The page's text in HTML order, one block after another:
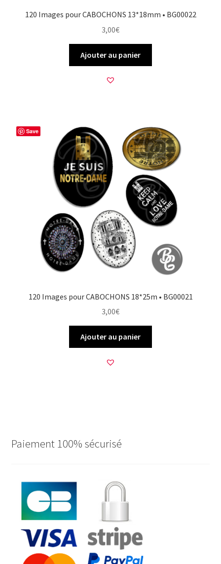
120 Images pour CABOCHONS 13*18mm • BG00022
3,00€
Ajouter au panier
Save
120 Images pour CABOCHONS 18*25m • BG00021
3,00€
Ajouter au panier
Paiement 100% sécurisé